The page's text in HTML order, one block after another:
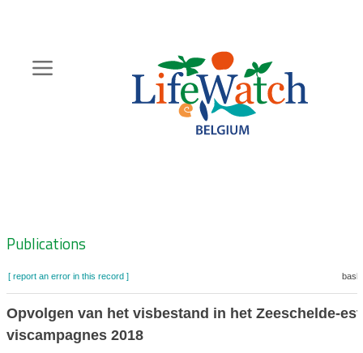
content
Zoeknavigatie
Publications
[ report an error in this record ]
Opvolgen van het visbestand in het Zeeschelde-
viscampagnes 2018